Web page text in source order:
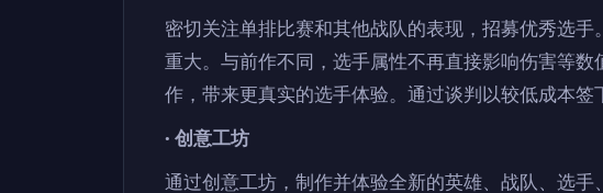
密切关注单排比赛和其他战队的表现，招募优秀选
重大。与前作不同，选手属性不再直接影响伤害等
作，带来更真实的选手体验。通过谈判以较低成本签
· 创意工坊
通过创意工坊，制作并体验全新的英雄、战队、选手